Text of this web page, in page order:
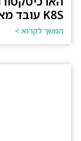
K8S עובד מאחורי הקלעים
המשך לקרוא >